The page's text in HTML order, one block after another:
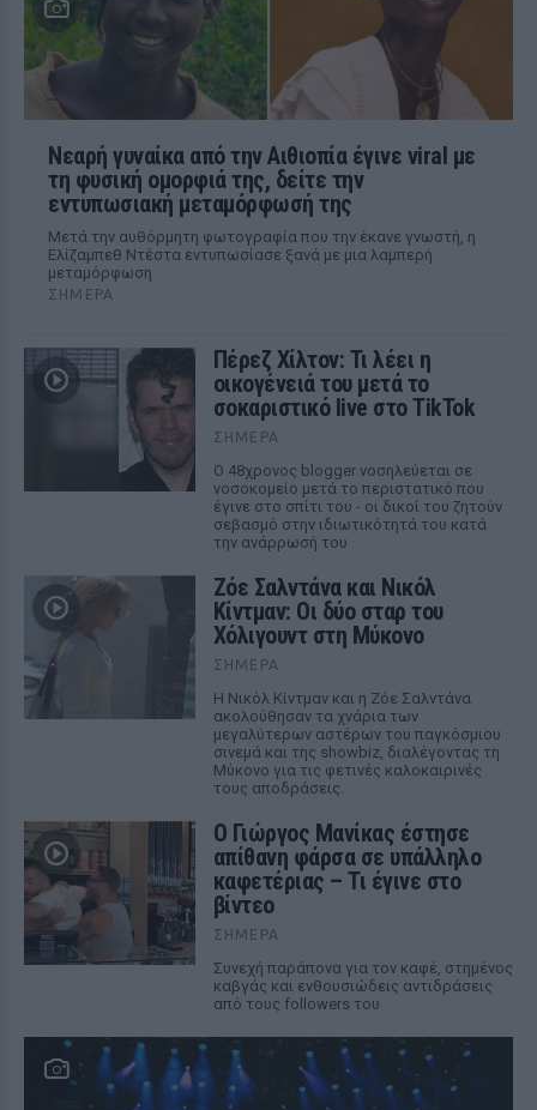
Νεαρή γυναίκα από την Αιθιοπία έγινε viral με
τη φυσική ομορφιά της, δείτε την
εντυπωσιακή μεταμόρφωσή της
Μετά την αυθόρμητη φωτογραφία που την έκανε γνωστή, η
Ελίζαμπεθ Ντέστα εντυπωσίασε ξανά με μια λαμπερή
μεταμόρφωση
ΣΉΜΕΡΑ
Πέρεζ Χίλτον: Τι λέει η
οικογένειά του μετά το
σοκαριστικό live στο TikTok
ΣΉΜΕΡΑ
Ο 48χρονος blogger νοσηλεύεται σε
νοσοκομείο μετά το περιστατικό που
έγινε στο σπίτι του - οι δικοί του ζητούν
σεβασμό στην ιδιωτικότητά του κατά
την ανάρρωσή του
Ζόε Σαλντάνα και Νικόλ
Κίντμαν: Οι δύο σταρ του
Χόλιγουντ στη Μύκονο
ΣΉΜΕΡΑ
Η Νικόλ Κίντμαν και η Ζόε Σαλντάνα
ακολούθησαν τα χνάρια των
μεγαλύτερων αστέρων του παγκόσμιου
σινεμά και της showbiz, διαλέγοντας τη
Μύκονο για τις φετινές καλοκαιρινές
τους αποδράσεις.
Ο Γιώργος Μανίκας έστησε
απίθανη φάρσα σε υπάλληλο
καφετέριας – Τι έγινε στο
βίντεο
ΣΉΜΕΡΑ
Συνεχή παράπονα για τον καφέ, στημένος
καβγάς και ενθουσιώδεις αντιδράσεις
από τους followers του